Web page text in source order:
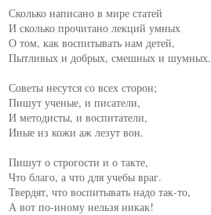
Сколько написано в мире статей
И сколько прочитано лекций умных
О том, как воспитывать нам детей,
Пытливых и добрых, смешных и шумных.
Советы несутся со всех сторон;
Пишут ученые, и писатели,
И методисты, и воспитатели,
Иные из кожи аж лезут вон.
Пишут о строгости и о такте,
Что благо, а что для учебы враг.
Твердят, что воспитывать надо так-то,
А вот по-иному нельзя никак!